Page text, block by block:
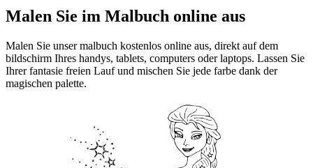
Malen Sie im Malbuch online aus
Malen Sie unser malbuch kostenlos online aus, direkt auf dem
bildschirm Ihres handys, tablets, computers oder laptops. Lassen Sie
Ihrer fantasie freien Lauf und mischen Sie jede farbe dank der
magischen palette.